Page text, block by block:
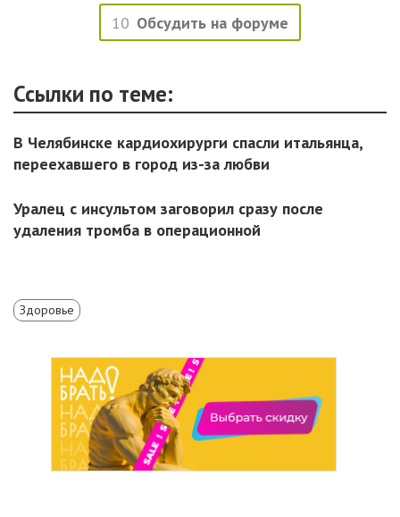
10 Обсудить на форуме
Ссылки по теме:
В Челябинске кардиохирурги спасли итальянца,
переехавшего в город из-за любви
Уралец с инсультом заговорил сразу после
удаления тромба в операционной
Здоровье